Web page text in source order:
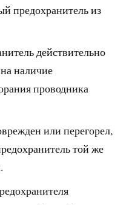
предохранитель из
действительно
наличие
проводника
или перегорел,
той же